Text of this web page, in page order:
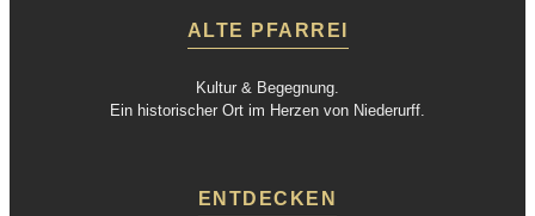
ALTE PFARREI
Kultur & Begegnung.
Ein historischer Ort im Herzen von Niederurff.
ENTDECKEN